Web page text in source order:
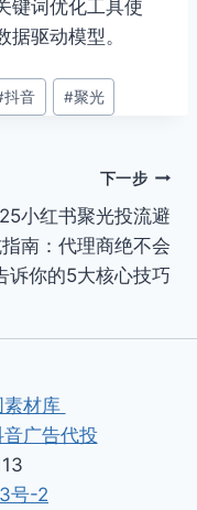
键词优化工具使
驱动模型。
抖音 #聚光
下一步
小红书聚光投流避
南：代理商绝不会
诉你的5大核心技巧
素材库
广告代投
号-2